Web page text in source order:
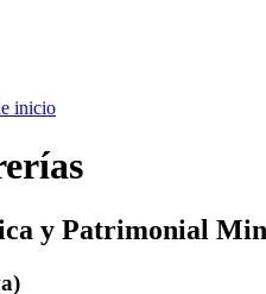
y Patrimonial